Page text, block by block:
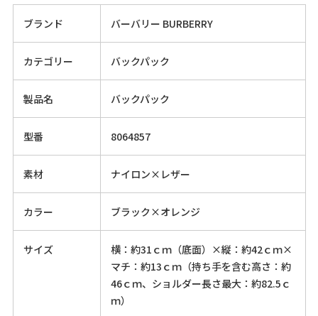
ブランド バーバリー BURBERRY
カテゴリー バックパック
製品名 バックパック
型番 8064857
素材 ナイロン×レザー
カラー ブラック×オレンジ
サイズ
横：約31ｃｍ（底面）×縦：約42ｃｍ×
マチ：約13ｃｍ（持ち手を含む高さ：約
46ｃｍ、ショルダー長さ最大：約82.5ｃ
ｍ）